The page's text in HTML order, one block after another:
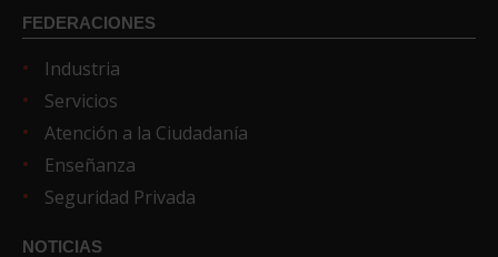
FEDERACIONES
Industria
Servicios
Atención a la Ciudadanía
Enseñanza
Seguridad Privada
NOTICIAS